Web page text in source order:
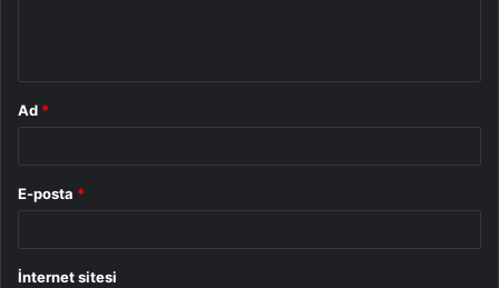
Ad *
E-posta *
İnternet sitesi